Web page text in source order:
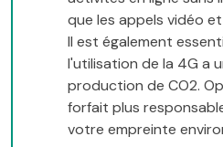
que les appels vidéo
Il est également
l'utilisation de la 4G a
production de CO2.
forfait plus
votre empreinte